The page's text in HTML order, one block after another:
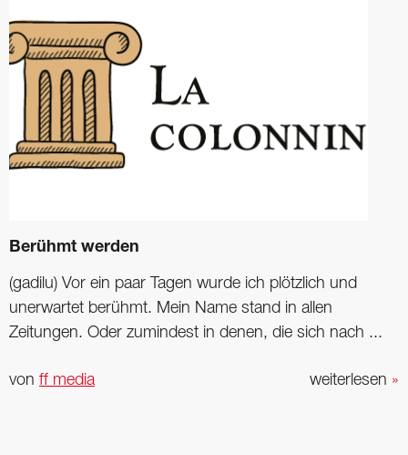
Berühmt werden
(gadilu) Vor ein paar Tagen wurde ich plötzlich und
unerwartet berühmt. Mein Name stand in allen
Zeitungen. Oder zumindest in denen, die sich nach ...
weiterlesen »
von ff media